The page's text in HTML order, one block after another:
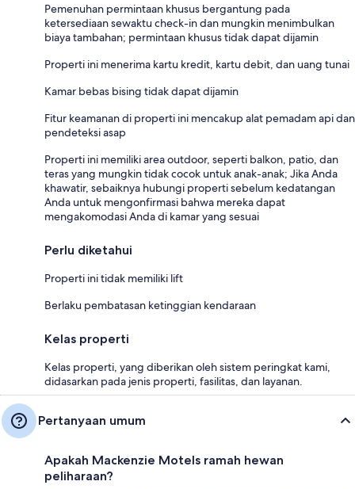
Pemenuhan permintaan khusus bergantung pada
ketersediaan sewaktu check-in dan mungkin menimbulkan
biaya tambahan; permintaan khusus tidak dapat dijamin
Properti ini menerima kartu kredit, kartu debit, dan uang tunai
Kamar bebas bising tidak dapat dijamin
Fitur keamanan di properti ini mencakup alat pemadam api dan
pendeteksi asap
Properti ini memiliki area outdoor, seperti balkon, patio, dan
teras yang mungkin tidak cocok untuk anak-anak; Jika Anda
khawatir, sebaiknya hubungi properti sebelum kedatangan
Anda untuk mengonfirmasi bahwa mereka dapat
mengakomodasi Anda di kamar yang sesuai
Perlu diketahui
Properti ini tidak memiliki lift
Berlaku pembatasan ketinggian kendaraan
Kelas properti
Kelas properti, yang diberikan oleh sistem peringkat kami,
didasarkan pada jenis properti, fasilitas, dan layanan.
Pertanyaan umum
Apakah Mackenzie Motels ramah hewan
peliharaan?